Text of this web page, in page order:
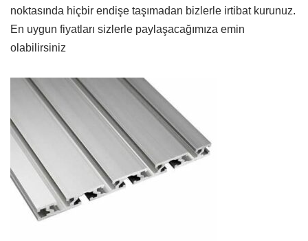
noktasında hiçbir endişe taşımadan bizlerle irtibat kurunuz.
En uygun fiyatları sizlerle paylaşacağımıza emin
olabilirsiniz